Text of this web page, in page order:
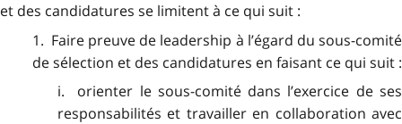
et des candidatures se limitent à ce qui suit :
1. Faire preuve de leadership à l’égard du sous-comité
de sélection et des candidatures en faisant ce qui suit :
i. orienter le sous-comité dans l’exercice de ses
responsabilités et travailler en collaboration avec